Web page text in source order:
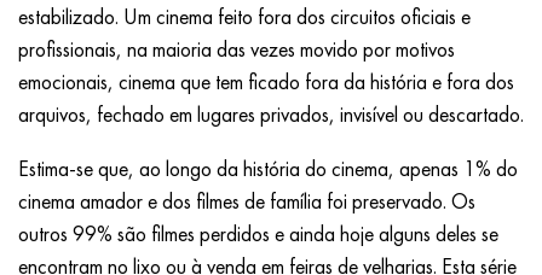
estabilizado. Um cinema feito fora dos circuitos oficiais e
profissionais, na maioria das vezes movido por motivos
emocionais, cinema que tem ficado fora da história e fora dos
arquivos, fechado em lugares privados, invisível ou descartado.
Estima-se que, ao longo da história do cinema, apenas 1% do
cinema amador e dos filmes de família foi preservado. Os
outros 99% são filmes perdidos e ainda hoje alguns deles se
encontram no lixo ou à venda em feiras de velharias. Esta série